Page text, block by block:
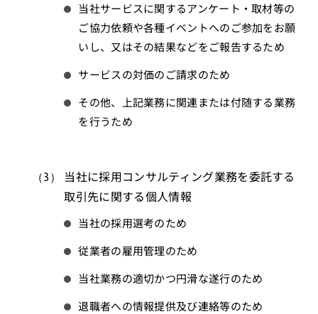
当社サービスに関するアンケート・取材等の
ご協力依頼や各種イベントへのご参加をお願
いし、又はその結果などをご報告するため
サービスの対価のご請求のため
その他、上記業務に関連または付随する業務
を行うため
当社に採用コンサルティング業務を委託する
取引先に関する個人情報
当社の採用選考のため
従業者の雇用管理のため
当社業務の適切かつ円滑な遂行のため
退職者への情報提供及び連絡等のため